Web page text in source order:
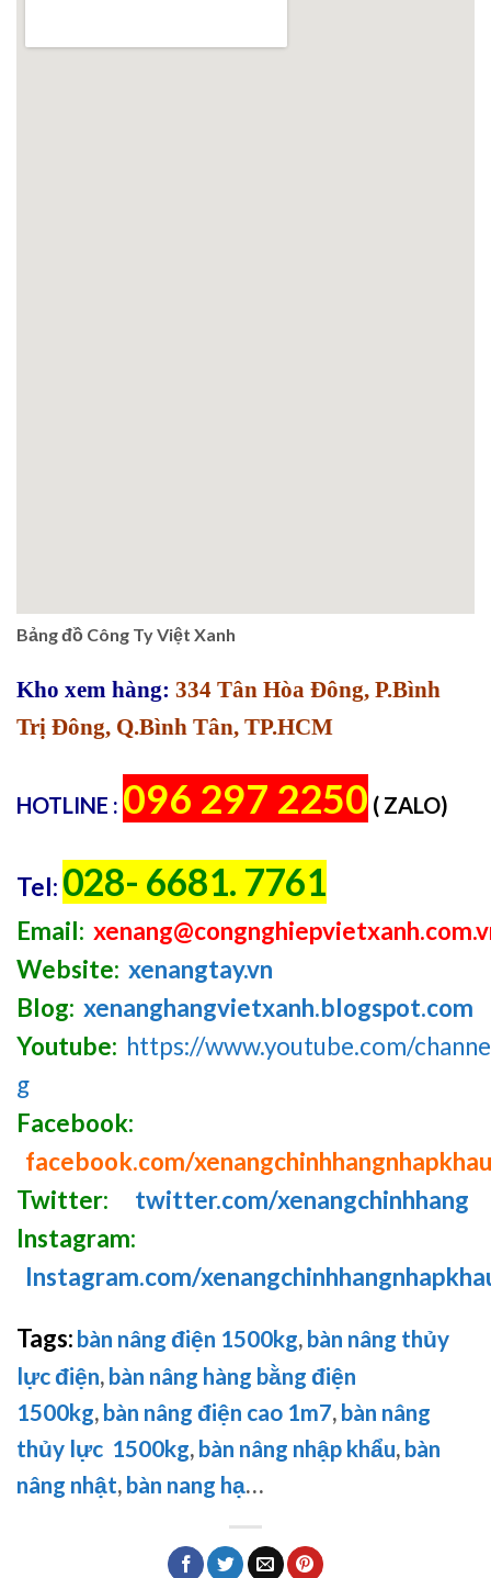
Bảng đồ Công Ty Việt Xanh
Kho xem hàng: 334 Tân Hòa Đông, P.Bình
Trị Đông, Q.Bình Tân, TP.HCM
HOTLINE : 096 297 2250 ( ZALO)
Tel: 028- 6681. 7761
Email:
Website: xenangtay.vn
Blog: xenanghangvietxanh.blogspot.com
Youtube: https://www.youtube.com/
g
Facebook:
facebook.com/xenangchinhhangnhapkhau
Twitter:
twitter.com/xenangchinhhang
Instagram:
Instagram.com/
Tags: bàn nâng điện 1500kg, bàn nâng thủy
lực điện, bàn nâng hàng bằng điện
1500kg, bàn nâng điện cao 1m7, bàn nâng
thủy lực 1500kg, bàn nâng nhập khẩu, bàn
nâng nhật, bàn nang hạ…